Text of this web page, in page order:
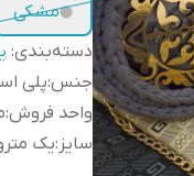
مشکی
دسته‌بندی:
جنس:پلی
واحد فروش:
سایز :یک